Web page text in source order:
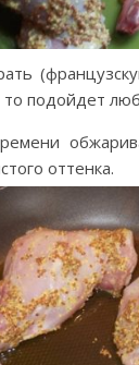
подойдет
оттенка.